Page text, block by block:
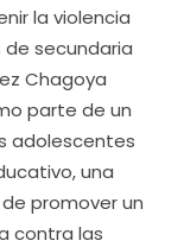
la violencia
secundaria
Chagoya
parte de un
adolescentes
una
promover un
contra las